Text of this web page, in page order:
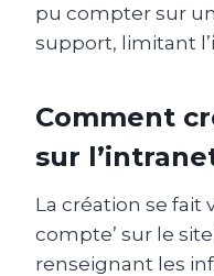
pu compter sur
support, limitant
Comment
sur
La création se fait
compte’ sur le
renseignant les